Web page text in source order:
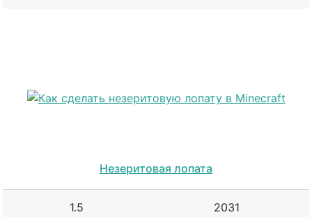
Незеритовая лопата
1.5 2031